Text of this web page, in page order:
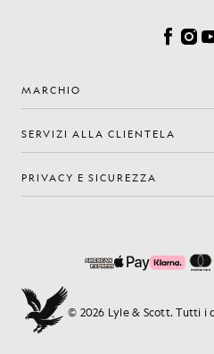
MARCHIO
SERVIZI ALLA CLIENTELA
PRIVACY E SICUREZZA
© 2026 Lyle & Scott. Tutti